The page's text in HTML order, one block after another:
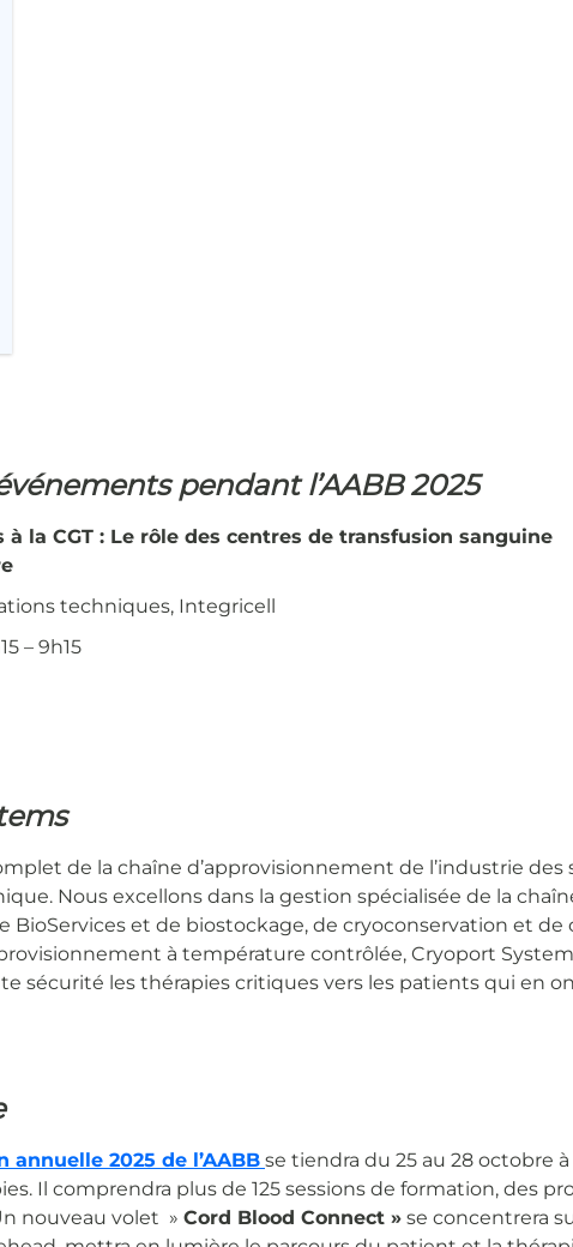
pendant l’AABB 2025
à la CGT : Le rôle des centres de transfusion sanguine
techniques, Integricell
– 9h15
de la chaîne d’approvisionnement de l’industrie des
Nous excellons dans la gestion spécialisée de la
et de biostockage, de cryoconservation et
à température contrôlée, Cryoport
sécurité les thérapies critiques vers les patients qui en
annuelle 2025 de l’AABB se tiendra du 25 au 28 octobre
Il comprendra plus de 125 sessions de formation, des
nouveau volet » Cord Blood Connect » se concentrera